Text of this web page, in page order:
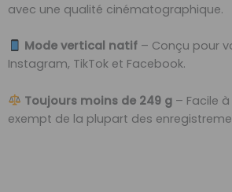
avec une qualité cinématographique.
Mode vertical natif– Conçu pour
Instagram, TikTok et Facebook.
Toujours moins de 249 g– Facile
exempt de la plupart des